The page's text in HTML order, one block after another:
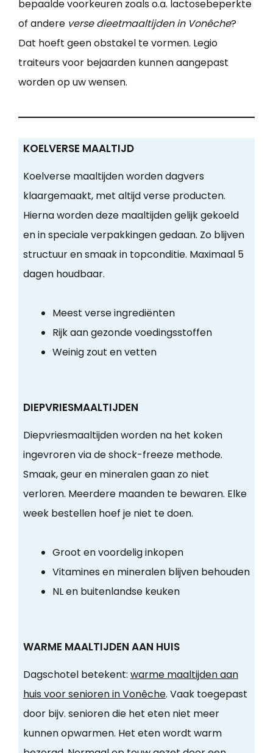
bepaalde voorkeuren zoals o.a. lactosebeperkte
of andere verse dieetmaaltijden in Vonêche?
Dat hoeft geen obstakel te vormen. Legio
traiteurs voor bejaarden kunnen aangepast
worden op uw wensen.
KOELVERSE MAALTIJD
Koelverse maaltijden worden dagvers
klaargemaakt, met altijd verse producten.
Hierna worden deze maaltijden gelijk gekoeld
en in speciale verpakkingen gedaan. Zo blijven
structuur en smaak in topconditie. Maximaal 5
dagen houdbaar.
Meest verse ingrediënten
Rijk aan gezonde voedingsstoffen
Weinig zout en vetten
DIEPVRIESMAALTIJDEN
Diepvriesmaaltijden worden na het koken
ingevroren via de shock-freeze methode.
Smaak, geur en mineralen gaan zo niet
verloren. Meerdere maanden te bewaren. Elke
week bestellen hoef je niet te doen.
Groot en voordelig inkopen
Vitamines en mineralen blijven behouden
NL en buitenlandse keuken
WARME MAALTIJDEN AAN HUIS
Dagschotel betekent: warme maaltijden aan
huis voor senioren in Vonêche. Vaak toegepast
door bijv. senioren die het eten niet meer
kunnen opwarmen. Het eten wordt warm